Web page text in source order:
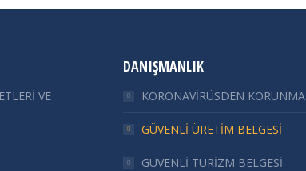
VE
DANIŞMANLIK
KORONAVİRÜSDEN KORUNMA
GÜVENLİ ÜRETİM BELGESİ
GÜVENLİ TURİZM BELGESİ